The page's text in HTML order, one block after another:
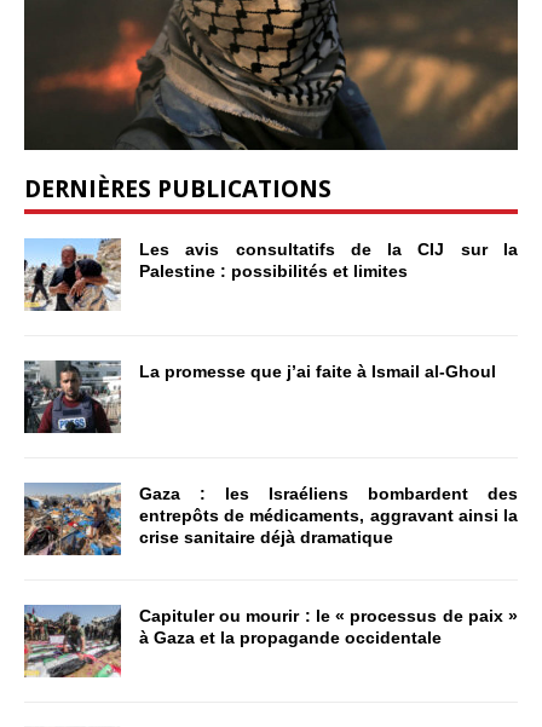
DERNIÈRES PUBLICATIONS
Les avis consultatifs de la CIJ sur la
Palestine : possibilités et limites
La promesse que j’ai faite à Ismail al-Ghoul
Gaza : les Israéliens bombardent des
entrepôts de médicaments, aggravant ainsi la
crise sanitaire déjà dramatique
Capituler ou mourir : le « processus de paix »
à Gaza et la propagande occidentale